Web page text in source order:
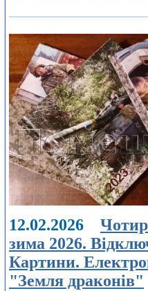
12.02.2026
зима 2026.
Картини.
"Земля драконів"